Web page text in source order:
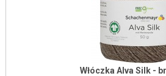
Włóczka Alva Silk -